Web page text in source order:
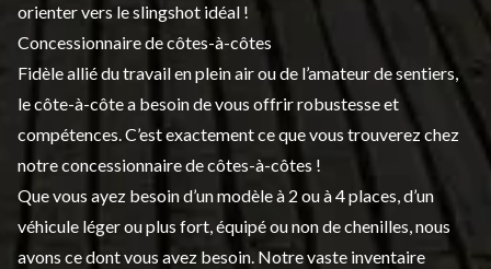
orienter vers le slingshot idéal !
Concessionnaire de côtes-à-côtes
Fidèle allié du travail en plein air ou de l’amateur de sentiers,
le côte-à-côte a besoin de vous offrir robustesse et
compétences. C’est exactement ce que vous trouverez chez
notre concessionnaire de côtes-à-côtes !
Que vous ayez besoin d’un modèle à 2 ou à 4 places, d’un
véhicule léger ou plus fort, équipé ou non de chenilles, nous
avons ce dont vous avez besoin. Notre vaste inventaire